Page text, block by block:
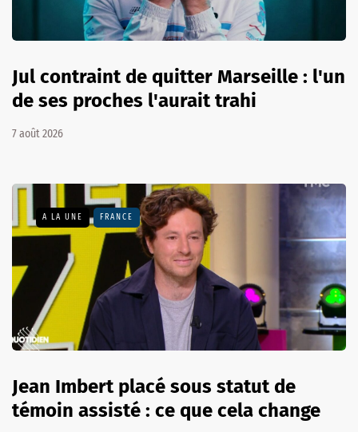
Jul contraint de quitter Marseille : l'un
de ses proches l'aurait trahi
7 août 2026
A LA UNE FRANCE
Jean Imbert placé sous statut de
témoin assisté : ce que cela change